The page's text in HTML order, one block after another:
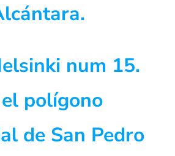
num 15.
polígono
de San Pedro